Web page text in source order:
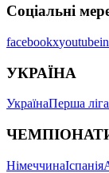
Соціальні
facebookxyoutube
УКРАЇНА
УкраїнаПерша ліга
НімеччинаІспанія